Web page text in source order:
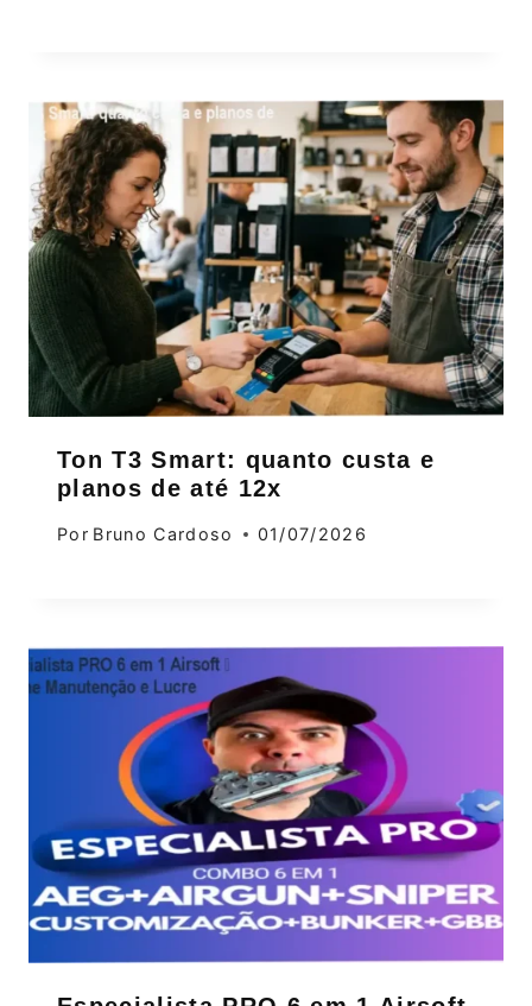
Ton T3 Smart: quanto custa e
planos de até 12x
Por Bruno Cardoso 01/07/2026